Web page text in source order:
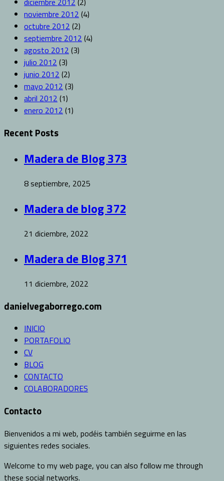
noviembre 2012 (4)
octubre 2012 (2)
septiembre 2012 (4)
agosto 2012 (3)
julio 2012 (3)
junio 2012 (2)
mayo 2012 (3)
abril 2012 (1)
enero 2012 (1)
Recent Posts
Madera de Blog 373
8 septiembre, 2025
Madera de blog 372
21 diciembre, 2022
Madera de Blog 371
11 diciembre, 2022
danielvegaborrego.com
INICIO
PORTAFOLIO
CV
BLOG
CONTACTO
COLABORADORES
Contacto
Bienvenidos a mi web, podéis también seguirme en las
siguientes redes sociales.
Welcome to my web page, you can also follow me through
these social networks.